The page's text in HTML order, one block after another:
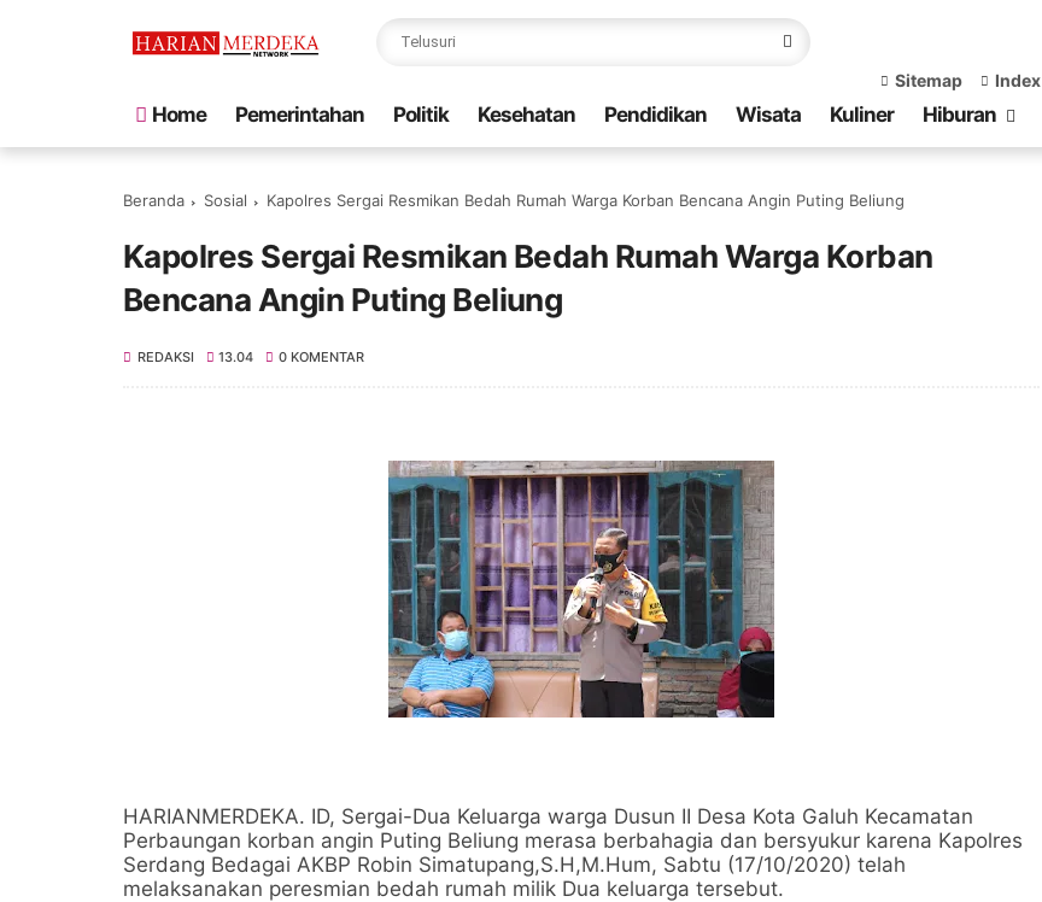
Sitemap Index
Home Pemerintahan Politik Kesehatan Pendidikan Wisata Kuliner Hiburan
Beranda Sosial Kapolres Sergai Resmikan Bedah Rumah Warga Korban Bencana Angin Puting Beliung
Kapolres Sergai Resmikan Bedah Rumah Warga Korban
Bencana Angin Puting Beliung
REDAKSI 13.04 0 KOMENTAR
HARIANMERDEKA. ID, Sergai-Dua Keluarga warga Dusun II Desa Kota Galuh Kecamatan
Perbaungan korban angin Puting Beliung merasa berbahagia dan bersyukur karena Kapolres
Serdang Bedagai AKBP Robin Simatupang,S.H,M.Hum, Sabtu (17/10/2020) telah
melaksanakan peresmian bedah rumah milik Dua keluarga tersebut.